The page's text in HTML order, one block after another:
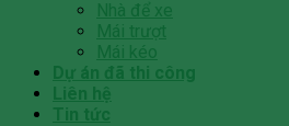
Nhà để xe
Mái trượt
Mái kéo
Dự án đã thi công
Liên hệ
Tin tức